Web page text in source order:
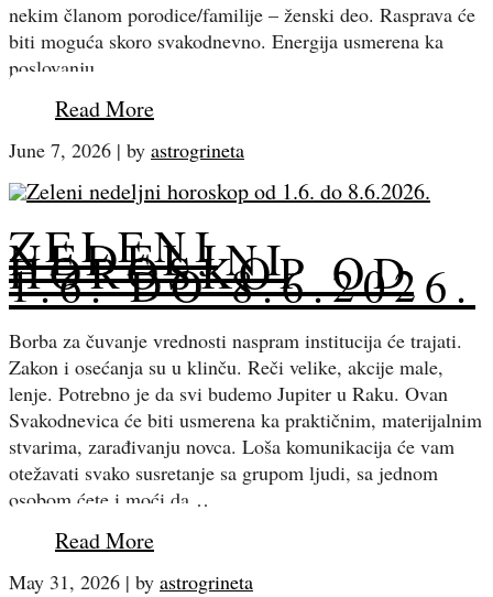
nekim članom porodice/familije – ženski deo. Rasprava će
biti moguća skoro svakodnevno. Energija usmerena ka
poslovanju…
Read More
June 7, 2026 | by astrogrineta
ZELENI
NEDELJNI
HOROSKOP OD
1.6. DO 8.6.2026.
Borba za čuvanje vrednosti naspram institucija će trajati.
Zakon i osećanja su u klinču. Reči velike, akcije male,
lenje. Potrebno je da svi budemo Jupiter u Raku. Ovan
Svakodnevica će biti usmerena ka praktičnim, materijalnim
stvarima, zarađivanju novca. Loša komunikacija će vam
otežavati svako susretanje sa grupom ljudi, sa jednom
osobom ćete i moći da…
Read More
May 31, 2026 | by astrogrineta